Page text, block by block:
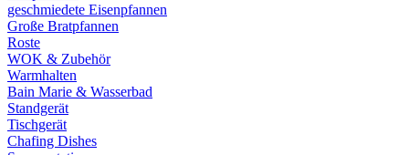
geschmiedete Eisenpfannen
Große Bratpfannen
Roste
WOK & Zubehör
Warmhalten
Bain Marie & Wasserbad
Standgerät
Tischgerät
Chafing Dishes